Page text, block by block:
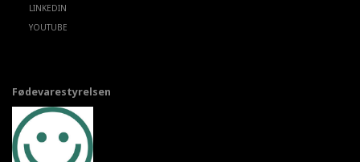
LINKEDIN
YOUTUBE
Fødevarestyrelsen